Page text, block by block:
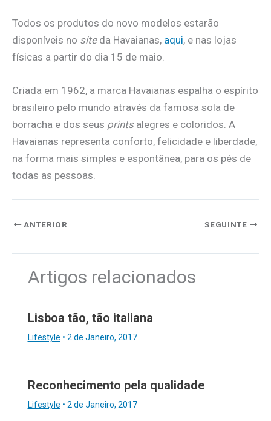
Todos os produtos do novo modelos estarão
disponíveis no siteda Havaianas, aqui, e nas lojas
físicas a partir do dia 15 de maio.
Criada em 1962, a marca Havaianas espalha o espírito
brasileiro pelo mundo através da famosa sola de
borracha e dos seus printsalegres e coloridos. A
Havaianas representa conforto, felicidade e liberdade,
na forma mais simples e espontânea, para os pés de
todas as pessoas.
ANTERIOR SEGUINTE
Artigos relacionados
Lisboa tão, tão italiana
Lifestyle • 2 de Janeiro, 2017
Reconhecimento pela qualidade
Lifestyle • 2 de Janeiro, 2017